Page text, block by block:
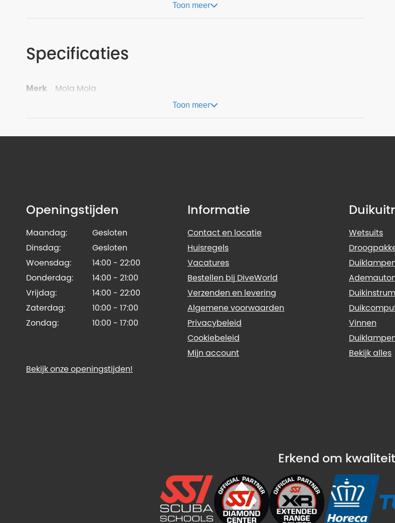
Toon meer
Specificaties
Merk Mola Mola
Toon meer
Openingstijden
Maandag:
Gesloten
Dinsdag:
Gesloten
Woensdag:
14:00 - 22:00
Donderdag:
14:00 - 21:00
Vrijdag:
14:00 - 22:00
Zaterdag:
10:00 - 17:00
Zondag:
10:00 - 17:00
Bekijk onze openingstijden!
Informatie
Contact en locatie
Huisregels
Vacatures
Bestellen bij DiveWorld
Verzenden en levering
Algemene voorwaarden
Privacybeleid
Cookiebeleid
Mijn account
Wetsuits
Vinnen
Bekijk alles
Erkend om kwaliteit